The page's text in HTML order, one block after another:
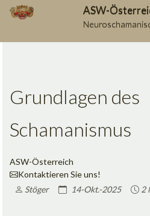
ASW-
Grundlagen des
Schamanismus
ASW-Österreich
Kontaktieren Sie uns!
Stöger
14-Okt.-2025 2